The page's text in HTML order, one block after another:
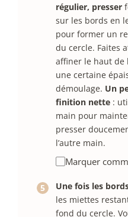
régulier, presser
sur les bords en
pour former un
du cercle. Faites
affiner le haut de
une certaine
démoulage. Un
finition nette :
main pour
presser
l’autre main.
Marquer
Une fois les
les miettes
fond du cercle.